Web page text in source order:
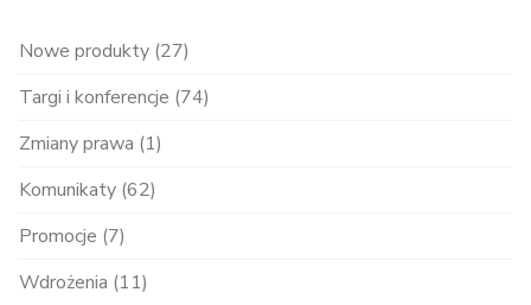
Nowe produkty (27)
Targi i konferencje (74)
Zmiany prawa (1)
Komunikaty (62)
Promocje (7)
Wdrożenia (11)